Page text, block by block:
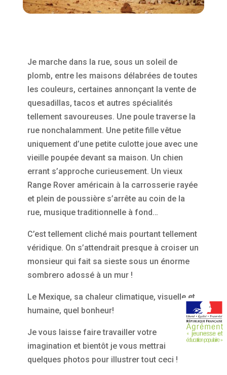
Je marche dans la rue, sous un soleil de
plomb, entre les maisons délabrées de toutes
les couleurs, certaines annonçant la vente de
quesadillas, tacos et autres spécialités
tellement savoureuses. Une poule traverse la
rue nonchalamment. Une petite fille vêtue
uniquement d’une petite culotte joue avec une
vieille poupée devant sa maison. Un chien
errant s’approche curieusement. Un vieux
Range Rover américain à la carrosserie rayée
et plein de poussière s’arrête au coin de la
rue, musique traditionnelle à fond…
C’est tellement cliché mais pourtant tellement
véridique. On s’attendrait presque à croiser un
monsieur qui fait sa sieste sous un énorme
sombrero adossé à un mur !
Le Mexique, sa chaleur climatique, visuelle et
humaine, quel bonheur!
Je vous laisse faire travailler votre
imagination et bientôt je vous mettrai
quelques photos pour illustrer tout ceci !